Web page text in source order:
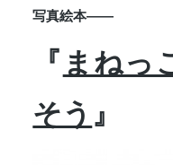
写真絵本――
『 まねっ
そう 』